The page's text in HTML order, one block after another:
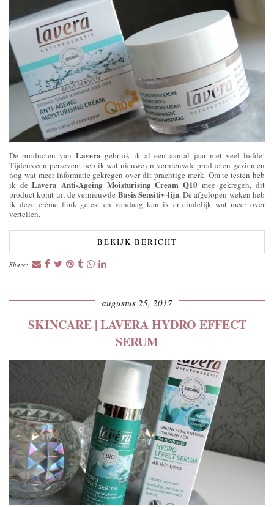
De producten van Lavera gebruik ik al een aantal jaar met veel liefde!
Tijdens een persevent heb ik wat nieuwe en vernieuwde producten gezien en
nog wat meer informatie gekregen over dit prachtige merk. Om te testen heb
ik de Lavera Anti-Ageing Moisturising Cream Q10 mee gekregen, dit
product komt uit de vernieuwde Basis Sensitiv-lijn. De afgelopen weken heb
ik deze crème flink getest en vandaag kan ik er eindelijk wat meer over
vertellen.
BEKIJK BERICHT
Share:
augustus 25, 2017
SKINCARE | LAVERA HYDRO EFFECT
SERUM